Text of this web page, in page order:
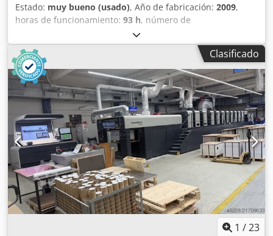
Estado: muy bueno (usado), Año de fabricación: 2009,
horas de funcionamiento: 93 h, número de
GS000526, Tamaño 36 x 52 cm, sistema
de humectación Alcolor Vario, sistema de refrigeración y
recirculación Technotrans, control de temperatura de la
unidad de entintado, unidades de entintado Anicolor,
control de alimentación de doble pliego, control de
desplazamiento lateral, dispositivo de lavado de la
plancha, dispositivo de lavado de rodillos, dispositivo de
lavado del cilindro de impresión, sistema Autoplate,
secador infrarrojo, sistema de entrega ampliado. Csdpfx
Afoznl T Aodjha
Clasificado
1 /23